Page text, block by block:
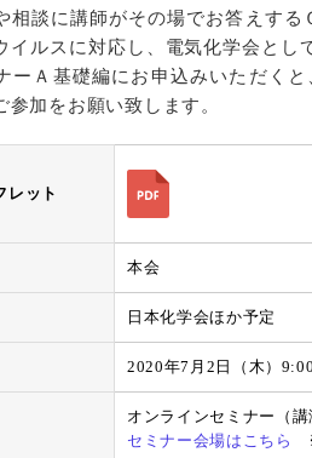
相談に講師がその場でお答えす
イルスに対応し、電気化学会と
ーＡ基礎編にお申込みいただく
参加をお願い致します。
レット
本会
日本化学会ほか予定
2020年7月2日（木）
オンラインセミナー（
セミナー会場はこちら